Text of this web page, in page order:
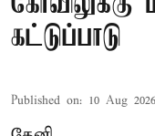
கட்டுப்பாடு
Published on: 10 Aug